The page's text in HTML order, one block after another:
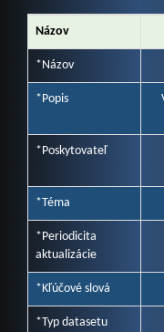
Názov
*Názov
*Popis
*Poskytovateľ
*Téma
*Periodicita
aktualizácie
*Kľúčové slová
*Typ datasetu